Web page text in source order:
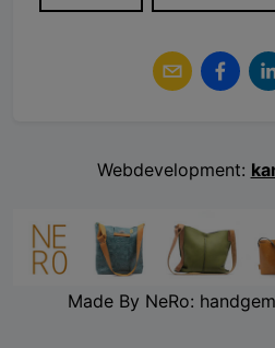
Webdevelopment:
Made By NeRo: